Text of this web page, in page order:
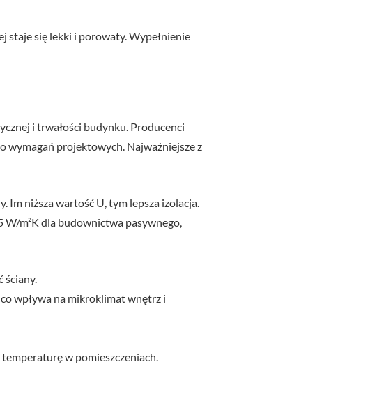
staje się lekki i porowaty. Wypełnienie
i trwałości budynku. Producenci
wymagań projektowych. Najważniejsze z
Im niższa wartość U, tym lepsza izolacja.
W/m²K dla budownictwa pasywnego,
ściany.
wpływa na mikroklimat wnętrz i
w pomieszczeniach.